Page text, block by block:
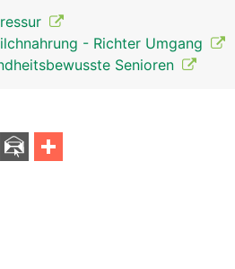
- Richter Umgang
Senioren